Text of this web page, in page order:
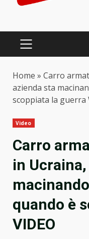
PRIMARY
Home » Carro
azienda sta
scoppiata la guerra
Video
Carro
in
quando è
VIDEO